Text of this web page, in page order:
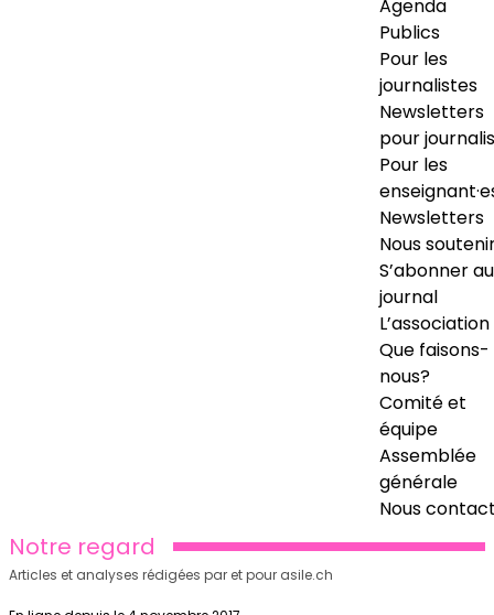
Agenda
Publics
Pour les
journalistes
Newsletters
pour
Pour les
Newsletters
Nous
S’abonner au
journal
L’association
Que faisons-
nous?
Comité et
équipe
Assemblée
générale
Nous
Notre regard
Articles et analyses rédigées par et pour asile.ch